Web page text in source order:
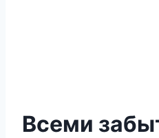
Всеми